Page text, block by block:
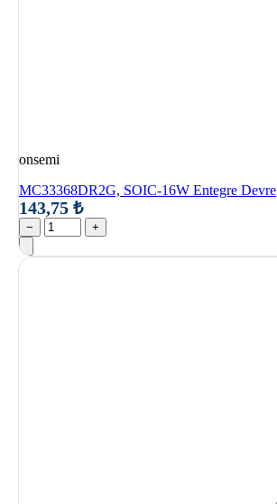
onsemi
MC33368DR2G, SOIC-16W Entegre Devre
143,75 ₺
− +